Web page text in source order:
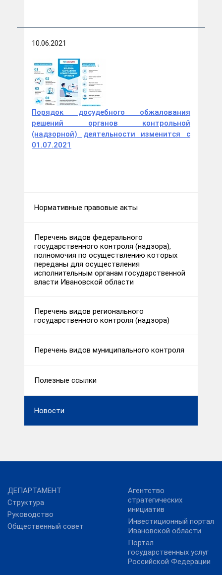
10.06.2021
Порядок досудебного обжалования
решений органов контрольной
(надзорной) деятельности изменится с
01.07.2021
Нормативные правовые акты
Перечень видов федерального
государственного контроля (надзора),
полномочия по осуществлению которых
переданы для осуществления
исполнительным органам государственной
власти Ивановской области
Перечень видов регионального
государственного контроля (надзора)
Перечень видов муниципального контроля
Полезные ссылки
Новости
ДЕПАРТАМЕНТ
Структура
Руководство
Общественный совет
Агентство
стратегических
инициатив
Инвестиционный портал
Ивановской области
Портал
государственных услуг
Российской Федерации